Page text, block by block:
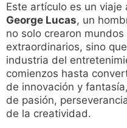
Este artículo es un
George Lucas, un
no solo crearon
extraordinarios, sino
industria del
comienzos hasta
de innovación y
de pasión,
de la creatividad.